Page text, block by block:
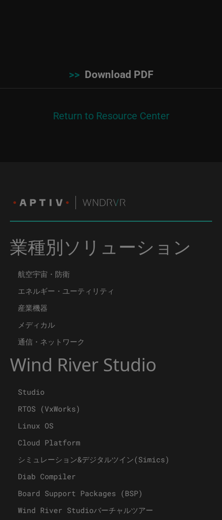
>> Download PDF
Return to Resource Center
業種別ソリューション
航空宇宙・防衛
エネルギー・ユーティリティ
産業機器
メディカル
通信・ネットワーク
Wind River Studio
Studio
RTOS (VxWorks)
Linux OS
Cloud Platform
シミュレーション&デジタルツイン(Simics)
Diab Compiler
Board Support Packages (BSP)
Wind River Studioバーチャルツアー